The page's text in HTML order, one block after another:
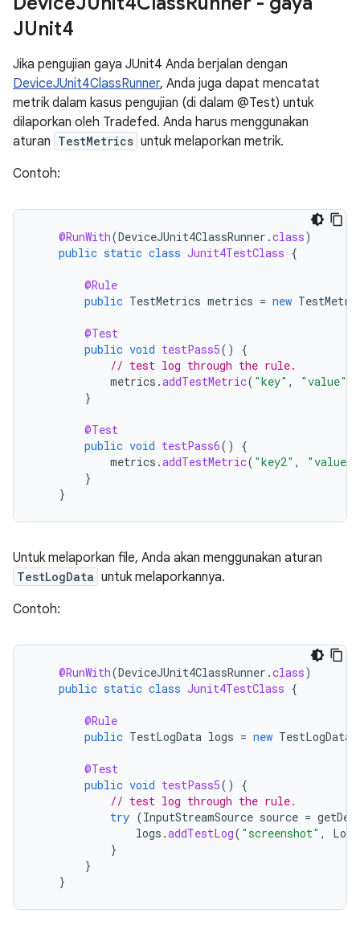
JUnit4
Jika pengujian gaya JUnit4 Anda berjalan dengan
DeviceJUnit4ClassRunner, Anda juga dapat mencatat
metrik dalam kasus pengujian (di dalam @Test) untuk
dilaporkan oleh Tradefed. Anda harus menggunakan
aturan TestMetrics untuk melaporkan metrik.
Contoh:
@RunWith(DeviceJUnit4ClassRunner .class)
public static class Junit4TestClass {
@Rule
public TestMetrics metrics = new
@Test
public void testPass5()
{
// test log through the rule.
metrics .addTestMetric( "key" , "value"
}
@Test
public void testPass6()
{
metrics .addTestMetric( "key2" ,
"value2"
}
}
Untuk melaporkan file, Anda akan menggunakan aturan
TestLogData untuk melaporkannya.
Contoh:
@RunWith(DeviceJUnit4ClassRunner .class)
public static class Junit4TestClass {
@Rule
public TestLogData logs = new TestLogData
@Test
public void testPass5()
{
// test log through the rule.
try (InputStreamSource source =
logs .addTestLog( "screenshot" ,
}
}
}